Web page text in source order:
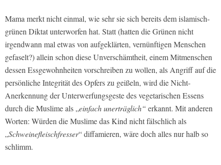
Mama merkt nicht einmal, wie sehr sie sich bereits dem islamisch-
grünen Diktat unterworfen hat. Statt (hatten die Grünen nicht
irgendwann mal etwas von aufgeklärten, vernünftigen Menschen
gefaselt?) allein schon diese Unverschämtheit, einem Mitmenschen
dessen Essgewohnheiten vorschreiben zu wollen, als Angriff auf die
persönliche Integrität des Opfers zu geißeln, wird die Nicht-
Anerkennung der Unterwerfungsgeste des vegetarischen Essens
durch die Muslime als „einfach unerträglich“ erkannt. Mit anderen
Worten: Würden die Muslime das Kind nicht fälschlich als
„Schweinefleischfresser“ diffamieren, wäre doch alles nur halb so
schlimm.